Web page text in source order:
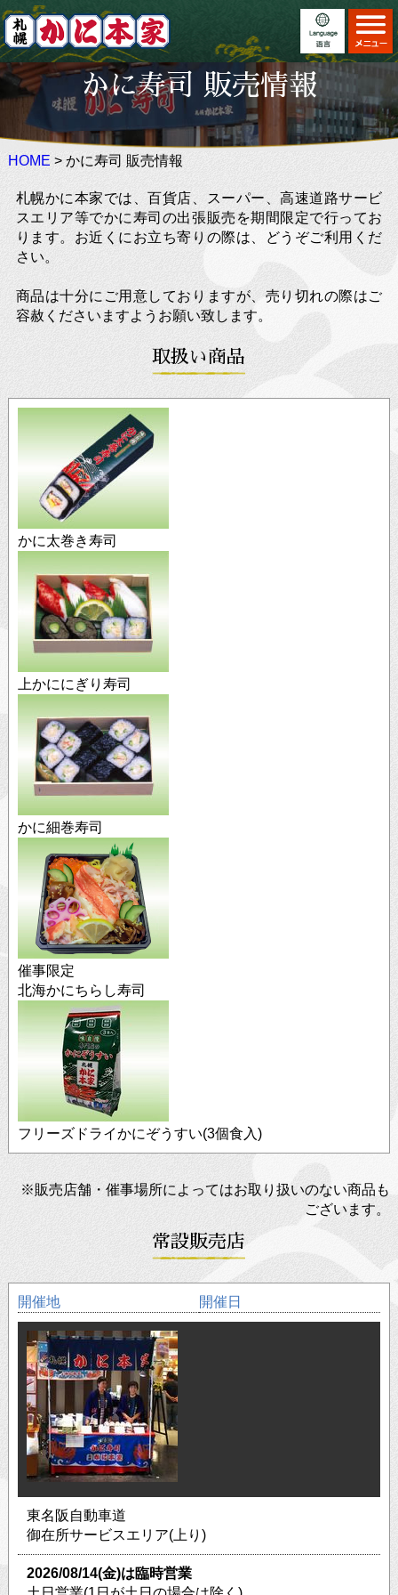
ホーム
お料理 Menu
店舗案内 Locations
こだわり
イベント Event
法事・慶事 Auspicious
お知らせ Information
かに寿司 販売情報
ご利用案内
Information
会社案内
求人情報
かに寿司 販売情報
HOME > かに寿司 販売情報
札幌かに本家では、百貨店、スーパー、高速道路サービ
スエリア等でかに寿司の出張販売を期間限定で行ってお
ります。お近くにお立ち寄りの際は、どうぞご利用くだ
さい。
商品は十分にご用意しておりますが、売り切れの際はご
容赦くださいますようお願い致します。
取扱い商品
かに太巻き寿司
上かににぎり寿司
かに細巻寿司
催事限定
北海かにちらし寿司
フリーズドライかにぞうすい(3個食入)
※販売店舗・催事場所によってはお取り扱いのない商品も
ございます。
常設販売店
開催地 開催日
東名阪自動車道
御在所サービスエリア(上り)
2026/08/14(金)は臨時営業
日本語
English
繁體中文
简体中文
×